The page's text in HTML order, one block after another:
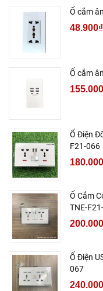
Ổ cắm
48.900₫
Ổ cắm
Ổ Điện
F21-066
Ổ Cắm
TNE-
Ổ Điện
067